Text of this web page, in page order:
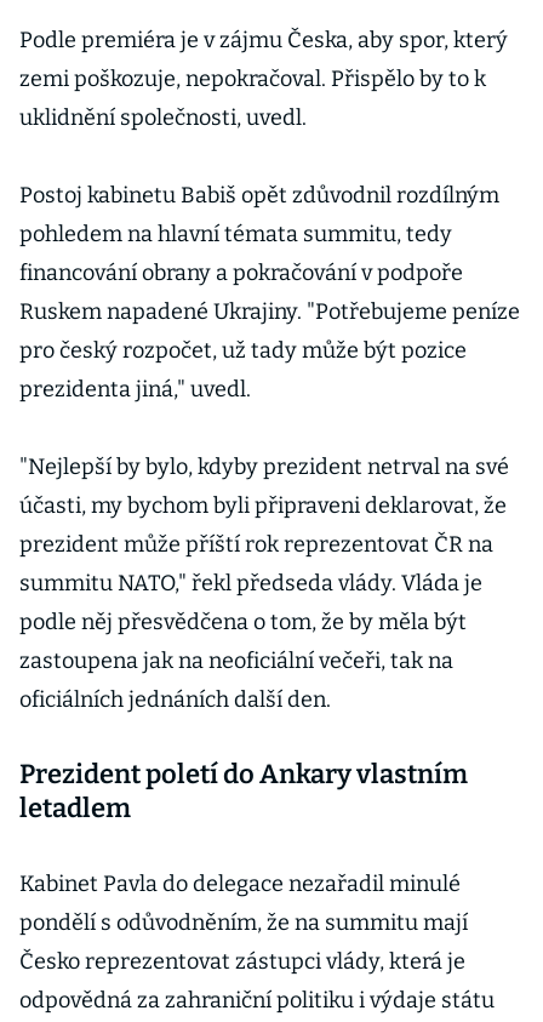
Podle premiéra je v zájmu Česka, aby spor, který
zemi poškozuje, nepokračoval. Přispělo by to k
uklidnění společnosti, uvedl.
Postoj kabinetu Babiš opět zdůvodnil rozdílným
pohledem na hlavní témata summitu, tedy
financování obrany a pokračování v podpoře
Ruskem napadené Ukrajiny. "Potřebujeme peníze
pro český rozpočet, už tady může být pozice
prezidenta jiná," uvedl.
"Nejlepší by bylo, kdyby prezident netrval na své
účasti, my bychom byli připraveni deklarovat, že
prezident může příští rok reprezentovat ČR na
summitu NATO," řekl předseda vlády. Vláda je
podle něj přesvědčena o tom, že by měla být
zastoupena jak na neoficiální večeři, tak na
oficiálních jednáních další den.
Prezident poletí do Ankary vlastním
letadlem
Kabinet Pavla do delegace nezařadil minulé
pondělí s odůvodněním, že na summitu mají
Česko reprezentovat zástupci vlády, která je
odpovědná za zahraniční politiku i výdaje státu